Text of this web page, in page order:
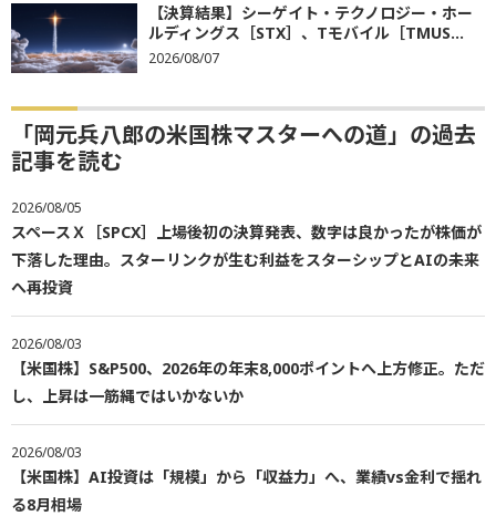
【決算結果】シーゲイト・テクノロジー・ホー
ルディングス［STX］、Tモバイル［TMUS...
2026/08/07
「岡元兵八郎の米国株マスターへの道」の過去
記事を読む
2026/08/05
スペースＸ［SPCX］上場後初の決算発表、数字は良かったが株価が
下落した理由。スターリンクが生む利益をスターシップとAIの未来
へ再投資
2026/08/03
【米国株】S&P500、2026年の年末8,000ポイントへ上方修正。ただ
し、上昇は一筋縄ではいかないか
2026/08/03
【米国株】AI投資は「規模」から「収益力」へ、業績vs金利で揺れ
る8月相場